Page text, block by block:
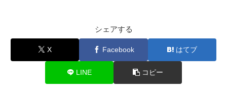
シェアする
X Facebook はてブ
LINE コピー